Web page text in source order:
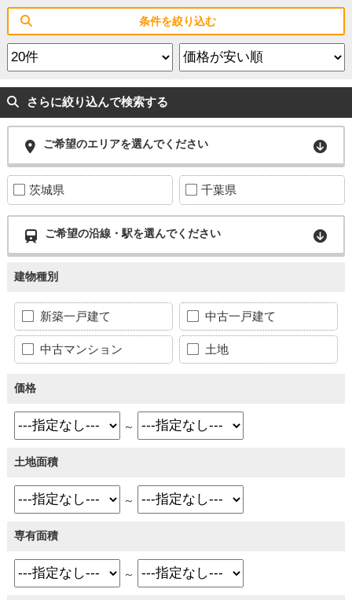
条件を絞り込む
さらに絞り込んで検索する
ご希望のエリアを選んでください
茨城県 千葉県
ご希望の沿線・駅を選んでください
建物種別
新築一戸建て 中古一戸建て
中古マンション 土地
価格
～
土地面積
～
専有面積
～